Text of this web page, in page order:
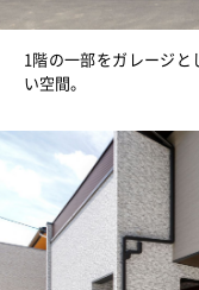
カスタマ
1階の一部をガレージ
い空間。